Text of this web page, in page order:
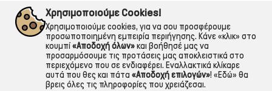
εντός Αττικής
Χρησιμοποιούμε Cookies!
Χρησιμοποιούμε cookies, για να σου προσφέρουμε
προσωποποιημένη εμπειρία περιήγησης. Κάνε «κλικ» στο
κουμπί«Αποδοχή όλων»και βοήθησέ μας να
προσαρμόσουμε τις προτάσεις μας αποκλειστικά στο
περιεχόμενο που σε ενδιαφέρει. Εναλλακτικά κλίκαρε
αυτά που θες και πάτα «Αποδοχή επιλογών»! «Εδώ» θα
βρεις όλες τις πληροφορίες που χρειάζεσαι.